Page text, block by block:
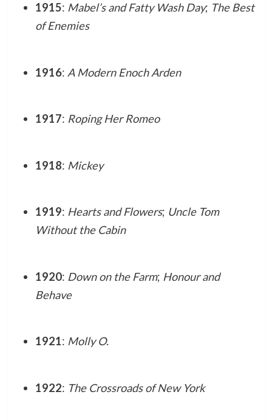
1915: Mabel’s and Fatty Wash Day; The Best
of Enemies
1916: A Modern Enoch Arden
1917: Roping Her Romeo
1918: Mickey
1919: Hearts and Flowers; Uncle Tom
Without the Cabin
1920: Down on the Farm; Honour and
Behave
1921: Molly O.
1922: The Crossroads of New York